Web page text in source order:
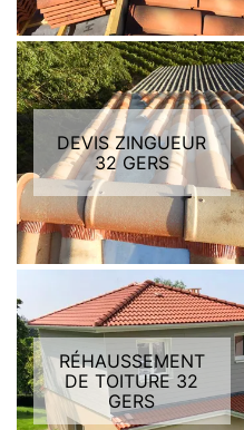
DEVIS ZINGUEUR
32 GERS
RÉHAUSSEMENT
DE TOITURE 32
GERS